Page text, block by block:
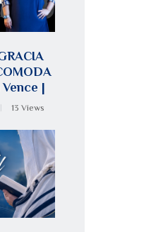
|
13 Views